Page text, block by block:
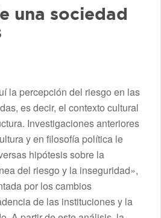
una sociedad
la percepción del riesgo en las
es decir, el contexto cultural
Investigaciones anteriores
y en filosofía política le
hipótesis sobre la
del riesgo y la inseguridad»,
por los cambios
de las instituciones y la